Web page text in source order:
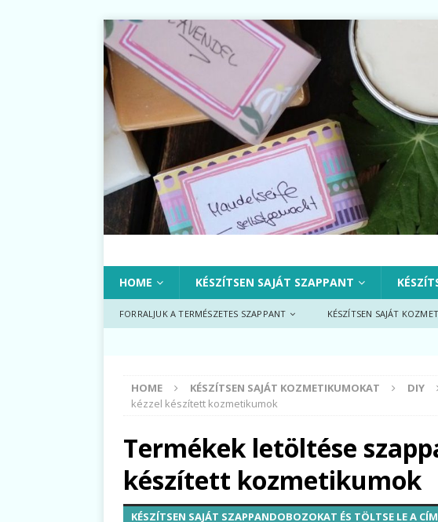
HOME KÉSZÍTSEN SAJÁT SZAPPANT
FORRALJUK A TERMÉSZETES SZAPPANT KÉSZÍTSEN SAJÁT
HOME KÉSZÍTSEN SAJÁT KOZMETIKUMOKAT DIY
kézzel készített kozmetikumok
Termékek letöltése
készített kozmetikumok
KÉSZÍTSEN SAJÁT SZAPPANDOBOZOKAT ÉS TÖLTSE LE A